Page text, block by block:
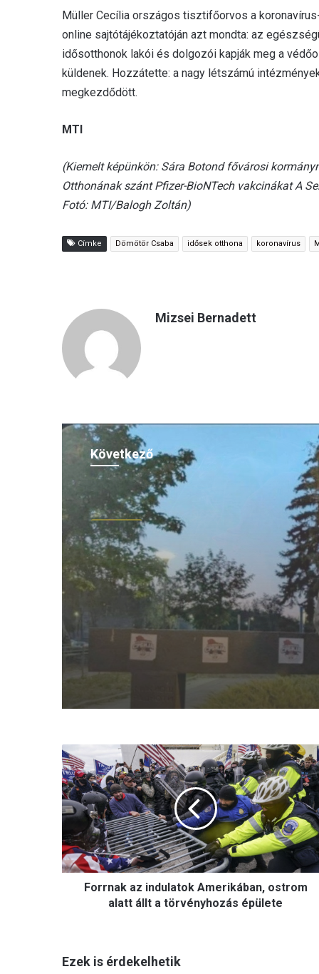
Müller Cecília országos tisztifőorvos a
online sajtótájékoztatóján azt mondta: az
idősotthonok lakói és dolgozói kapják meg a
küldenek. Hozzátette: a nagy létszámú
megkezdődött.
MTI
(Kiemelt képünkön: Sára Botond fővárosi
Otthonának szánt Pfizer-BioNTech vakcinákat A
Fotó: MTI/Balogh Zoltán)
Címke Dömötör Csaba idősek otthona koronavírus
Mizsei Bernadett
Következő
(H)arctér
2026.08.06.
Felháborító!
Radnóti Miklós szobrát
szerbiai Borban
F
o
r
r
n
k
a
z
a
Forrnak az indulatok Amerikában, ostrom
alatt állt a törvényhozás épülete
Ezek is érdekelhetik